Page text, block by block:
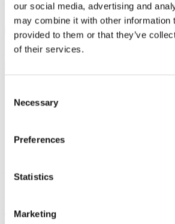
our social media, advertising and
may combine it with other information
provided to them or that they’ve
of their services.
Selection
Necessary
Preferences
Statistics
Marketing
Login
Cerca...
Sottocategorie
Tourism Around Europe